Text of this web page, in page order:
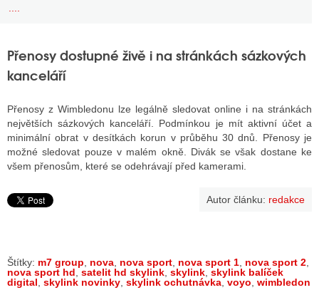
Přenosy dostupné živě i na stránkách sázkových
kanceláří
Přenosy z Wimbledonu lze legálně sledovat online i na stránkách
největších sázkových kanceláří. Podmínkou je mít aktivní účet a
minimální obrat v desítkách korun v průběhu 30 dnů. Přenosy je
možné sledovat pouze v malém okně. Divák se však dostane ke
všem přenosům, které se odehrávají před kamerami.
Autor článku: redakce
Štítky: m7 group nova nova sport nova sport 1 nova sport 2
nova sport hd satelit hd skylink skylink skylink balíček
digital skylink novinky skylink ochutnávka voyo wimbledon